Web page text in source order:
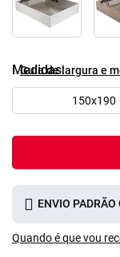
Guía de largura e
Medidas
150x190
ENVIO PADRÃO
Quando é que vou